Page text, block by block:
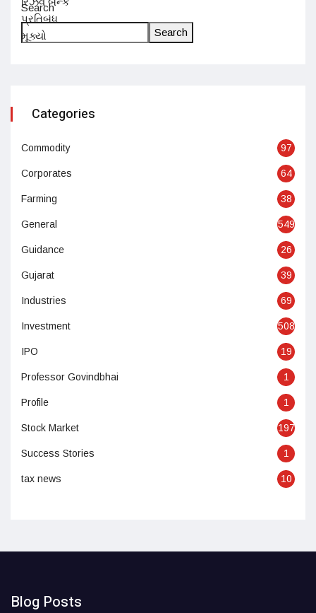
Search
Search
Categories
Commodity 97
Corporates 64
Farming 38
General 549
Guidance 26
Gujarat 39
Industries 69
Investment 508
IPO 19
Professor Govindbhai 1
Profile 1
Stock Market 197
Success Stories 1
tax news 10
Blog Posts